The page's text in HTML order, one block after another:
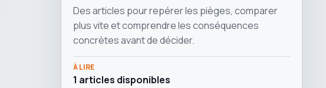
Des articles pour repérer les pièges, comparer
plus vite et comprendre les conséquences
concrètes avant de décider.
À LIRE
1 articles disponibles